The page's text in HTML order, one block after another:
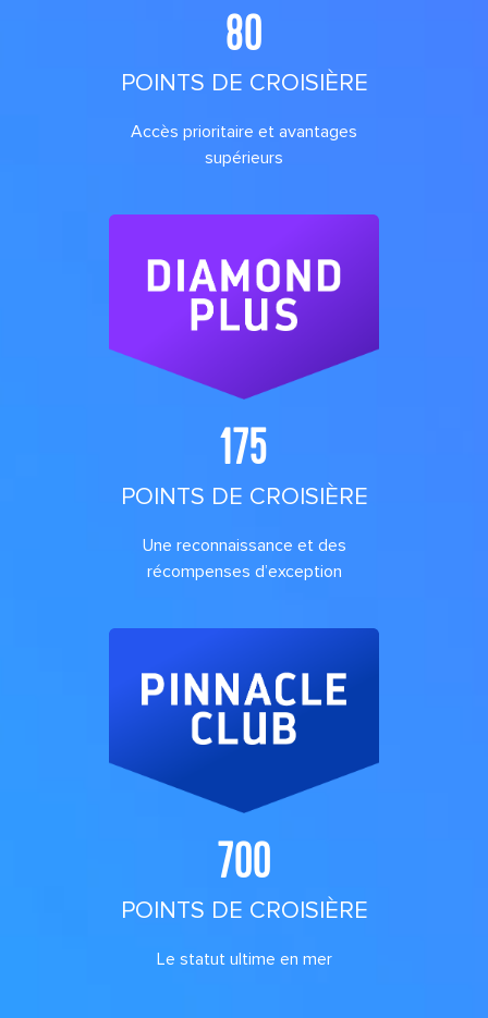
80
POINTS DE CROISIÈRE
Accès prioritaire et avantages
supérieurs
175
POINTS DE CROISIÈRE
Une reconnaissance et des
récompenses d’exception
700
POINTS DE CROISIÈRE
Le statut ultime en mer